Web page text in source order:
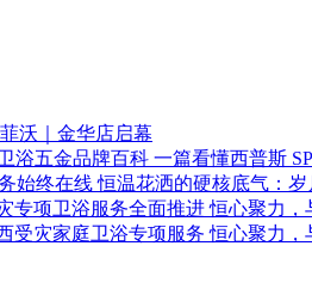
沃｜金华店启幕
一篇看懂西普斯
恒温花洒的硬核底气：
恒心聚力，
恒心聚力，